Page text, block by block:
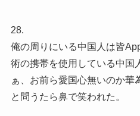
28.
俺の周りにいる中国人は皆
術の携帯を使用している中国
ぁ、お前ら愛国心無いのか華
と問うたら鼻で笑われた。